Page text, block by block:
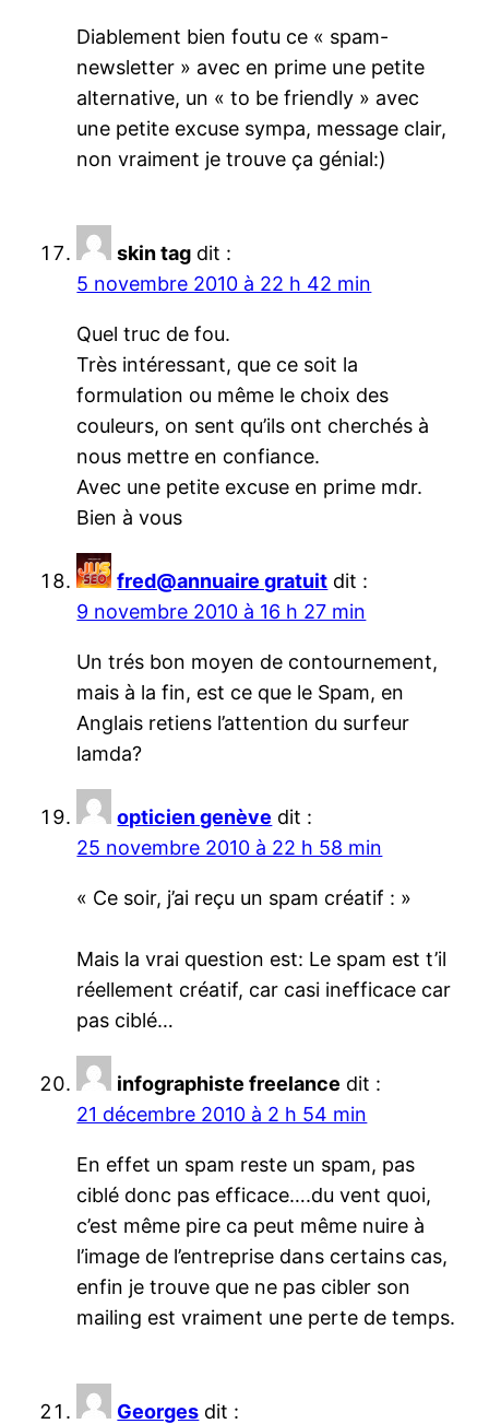
Diablement bien foutu ce « spam-
newsletter » avec en prime une petite
alternative, un « to be friendly » avec
une petite excuse sympa, message clair,
non vraiment je trouve ça génial:)
skin tag dit :
5 novembre 2010 à 22 h 42 min
Quel truc de fou.
Très intéressant, que ce soit la
formulation ou même le choix des
couleurs, on sent qu’ils ont cherchés à
nous mettre en confiance.
Avec une petite excuse en prime mdr.
Bien à vous
fred@annuaire gratuit dit :
9 novembre 2010 à 16 h 27 min
Un trés bon moyen de contournement,
mais à la fin, est ce que le Spam, en
Anglais retiens l’attention du surfeur
lamda?
opticien genève dit :
25 novembre 2010 à 22 h 58 min
« Ce soir, j’ai reçu un spam créatif : »
Mais la vrai question est: Le spam est t’il
réellement créatif, car casi inefficace car
pas ciblé…
infographiste freelance dit :
21 décembre 2010 à 2 h 54 min
En effet un spam reste un spam, pas
ciblé donc pas efficace….du vent quoi,
c’est même pire ca peut même nuire à
l’image de l’entreprise dans certains cas,
enfin je trouve que ne pas cibler son
mailing est vraiment une perte de temps.
Georges dit :